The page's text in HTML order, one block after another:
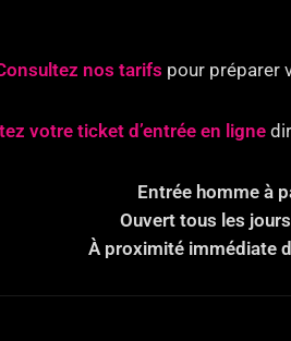
nos tarifs pour préparer
votre ticket d’entrée en ligne
Entrée homme à
Ouvert tous les
À proximité immédiate